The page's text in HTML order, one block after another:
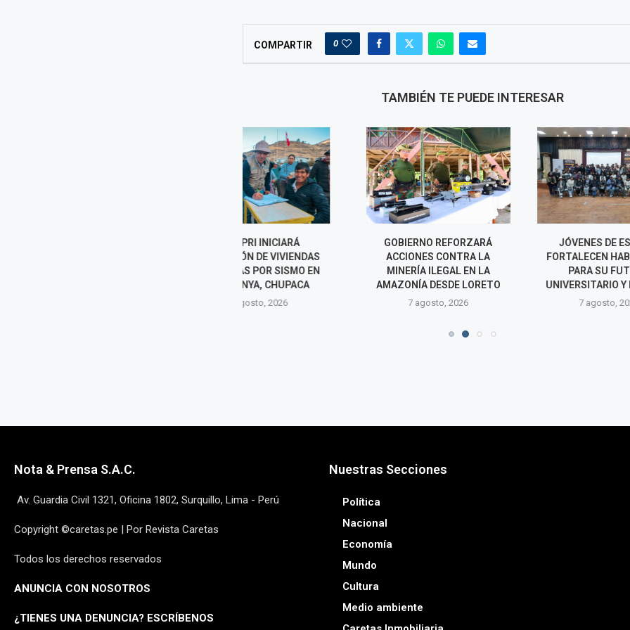
COMPARTIR 0
TAMBIÉN TE PUEDE INTERESAR
GOBIERNO REFORZARÁ
ACCIONES CONTRA LA
MINERÍA ILEGAL EN LA
AMAZONÍA DESDE LORETO
7 agosto, 2026
JÓVENES DE ESPINAR
FORTALECEN HABILIDADES
PARA SU FUTURO
UNIVERSITARIO Y LABORAL
7 agosto, 2026
LLAMKASUN
EMPLEO
PUMPUNYA
Nota & Prensa S.A.C.
Av. Guardia Civil 1321, Oficina 1802, Surquillo, Lima - Perú
Copyright ©caretas.pe | Por Revista Caretas
Todos los derechos reservados
ANUNCIA CON NOSOTROS
¿ TIENES UNA DENUNCIA? ESCRÍBENOS
Nuestras Secciones
Política
Nacional
Economía
Mundo
Cultura
Medio ambiente